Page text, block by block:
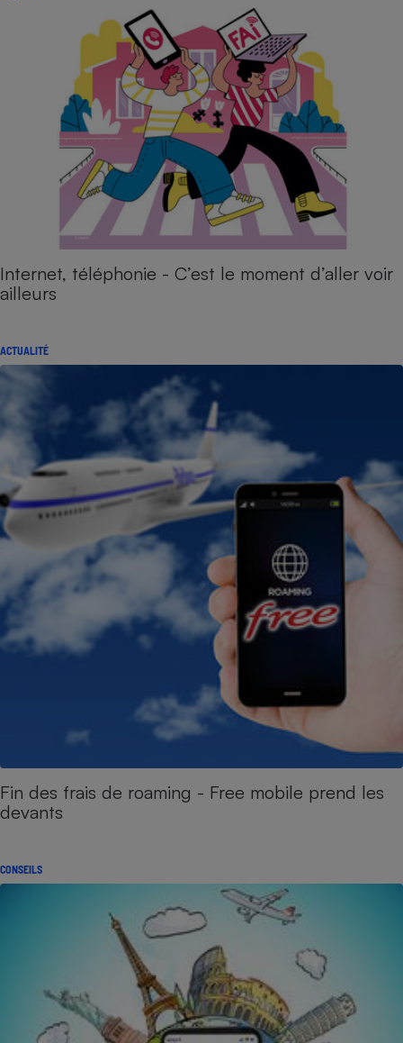
Internet, téléphonie - C’est le moment d’aller voir
ailleurs
ACTUALITÉ
Fin des frais de roaming - Free mobile prend les
devants
CONSEILS